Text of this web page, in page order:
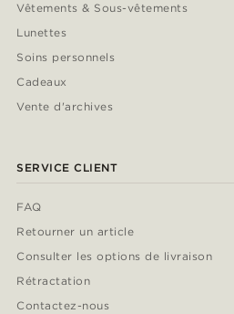
Vêtements & Sous-vêtements
Lunettes
Soins personnels
Cadeaux
Vente d'archives
SERVICE CLIENT
FAQ
Retourner un article
Consulter les options de livraison
Rétractation
Contactez-nous